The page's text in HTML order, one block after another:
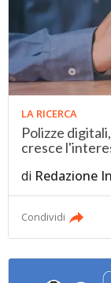
LA RICERCA
Polizze
cresce
di Redazione
Condividi